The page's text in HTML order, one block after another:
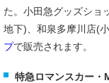
た。小田急グッズショ
地下)、和泉多摩川店(
プで販売されます。
特急ロマンスカー・